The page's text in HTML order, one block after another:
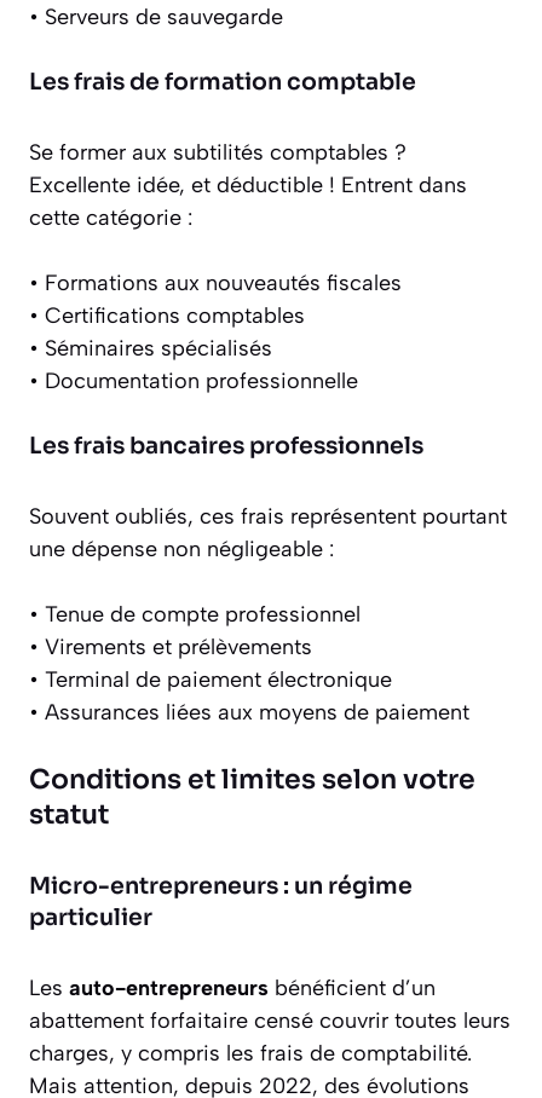
• Serveurs de sauvegarde
Les frais de formation comptable
Se former aux subtilités comptables ?
Excellente idée, et déductible ! Entrent dans
cette catégorie :
• Formations aux nouveautés fiscales
• Certifications comptables
• Séminaires spécialisés
• Documentation professionnelle
Les frais bancaires professionnels
Souvent oubliés, ces frais représentent pourtant
une dépense non négligeable :
• Tenue de compte professionnel
• Virements et prélèvements
• Terminal de paiement électronique
• Assurances liées aux moyens de paiement
Conditions et limites selon votre
statut
Micro-entrepreneurs : un régime
particulier
Les auto-entrepreneurs bénéficient d’un
abattement forfaitaire censé couvrir toutes leurs
charges, y compris les frais de comptabilité.
Mais attention, depuis 2022, des évolutions